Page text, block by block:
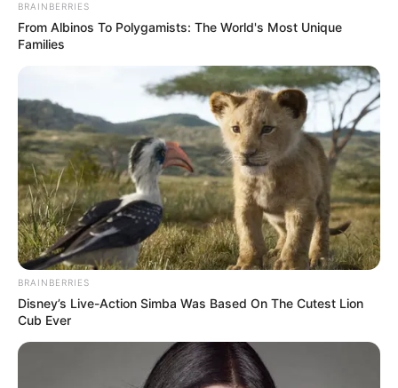
TEMAS DESTACADOS
EMERGENCIAS POR LLUVIAS
METRO DE MEDELLÍN
ELECCIONES PRESIDENCIALES
MARINILLA - ANTIOQUIA
EPM
YONDÓ - ANTIOQUIA
RIONEGRO
BRAINBERRIES
From Albinos To Polygamists: The World's Most Unique
Families
BRAINBERRIES
Disney’s Live-Action Simba Was Based On The Cutest Lion
Cub Ever